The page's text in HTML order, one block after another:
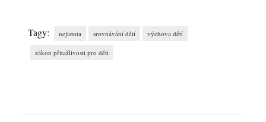
Tagy: nejistota srovnávání dětí výchova dětí
zákon přitažlivosti pro děti